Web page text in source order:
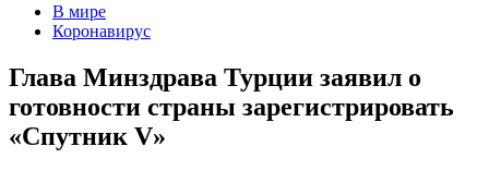
В мире
Коронавирус
Глава Минздрава Турции заявил о
готовности страны зарегистрировать
«Спутник V»